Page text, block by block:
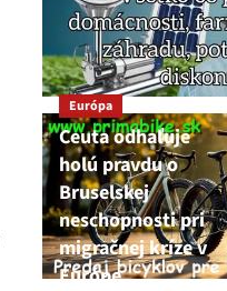
Európa
Ceuta odhaľuje
holú pravdu o
Bruselskej
neschopnosti pri
migračnej kríze v
Európe